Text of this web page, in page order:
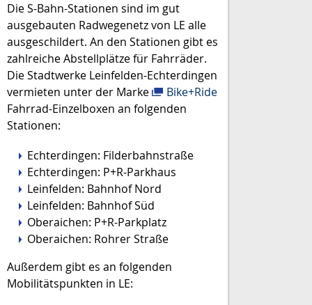
Die S-Bahn-Stationen sind im gut
ausgebauten Radwegenetz von LE alle
ausgeschildert. An den Stationen gibt es
zahlreiche Abstellplätze für Fahrräder.
Die Stadtwerke Leinfelden-Echterdingen
vermieten unter der Marke
Bike+Ride
Fahrrad-Einzelboxen an folgenden
Stationen:
Echterdingen: Filderbahnstraße
Echterdingen: P+R-Parkhaus
Leinfelden: Bahnhof Nord
Leinfelden: Bahnhof Süd
Oberaichen: P+R-Parkplatz
Oberaichen: Rohrer Straße
Außerdem gibt es an folgenden
Mobilitätspunkten in LE: